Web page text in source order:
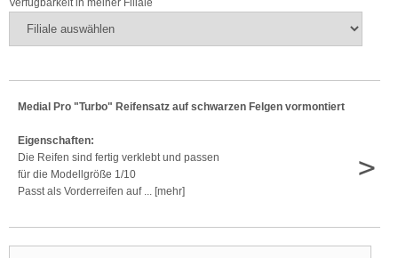
Verfügbarkeit in meiner Filiale
Medial Pro "Turbo" Reifensatz auf schwarzen Felgen vormontiert
Eigenschaften:
Die Reifen sind fertig verklebt und passen
für die Modellgröße 1/10
Passt als Vorderreifen auf ... [mehr]
>